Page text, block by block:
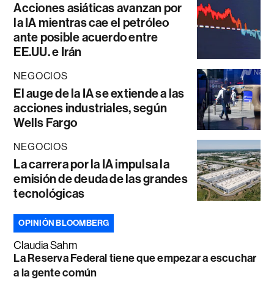
Acciones asiáticas avanzan por
la IA mientras cae el petróleo
ante posible acuerdo entre
EE.UU. e Irán
NEGOCIOS
El auge de la IA se extiende a las
acciones industriales, según
Wells Fargo
NEGOCIOS
La carrera por la IA impulsa la
emisión de deuda de las grandes
tecnológicas
OPINIÓN BLOOMBERG
Claudia Sahm
La Reserva Federal tiene que empezar a escuchar
a la gente común